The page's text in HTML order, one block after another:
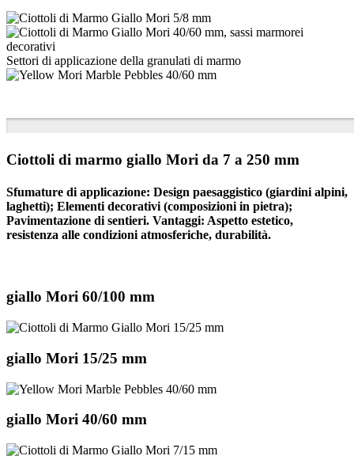
Settori di applicazione della granulati di marmo
Ciottoli di marmo giallo Mori da 7 a 250 mm
Sfumature di applicazione: Design paesaggistico (giardini alpini,
laghetti); Elementi decorativi (composizioni in pietra);
Pavimentazione di sentieri. Vantaggi: Aspetto estetico,
resistenza alle condizioni atmosferiche, durabilità.
giallo Mori 60/100 mm
giallo Mori 15/25 mm
giallo Mori 40/60 mm